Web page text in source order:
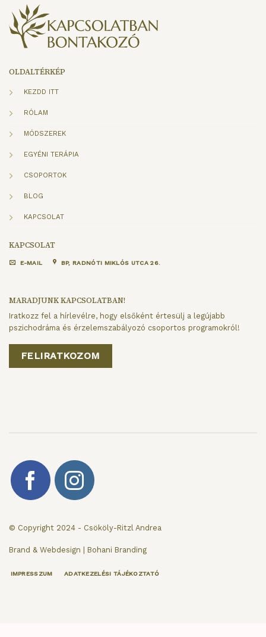
OLDALTÉRKÉP
KEZDD ITT
RÓLAM
MÓDSZEREK
EGYÉNI TERÁPIA
CSOPORTOK
BLOG
KAPCSOLAT
KAPCSOLAT
E-MAIL BP, RADNÓTI MIKLÓS UTCA 26.
MARADJUNK KAPCSOLATBAN!
Iratkozz fel a hírlevélre, hogy elsőként értesülj a legújabb
pszichodráma és érzelemszabályozó csoportos programokról!
FELIRATKOZOM
© Copyright 2024 - Csököly-Ritzl Andrea
Brand & Webdesign | Bohani Branding
IMPRESSZUM ADATKEZELÉSI TÁJÉKOZTATÓ